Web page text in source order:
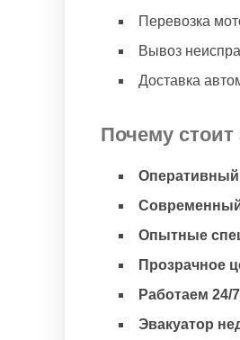
Перевозка
Вывоз
Доставка
Почему стоит
Опытные
Прозрачное
Работаем 24/7
Эвакуатор